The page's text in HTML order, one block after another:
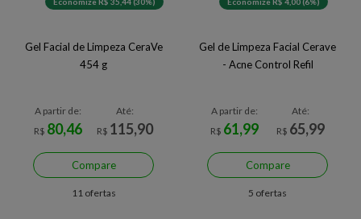
Gel Facial de Limpeza CeraVe
454 g
A partir de:
R$ 80,46
Até:
R$ 115,90
Compare
11 ofertas
Gel de Limpeza Facial Cerave
- Acne Control Refil
A partir de:
R$ 61,99
Até:
R$ 65,99
Compare
5 ofertas